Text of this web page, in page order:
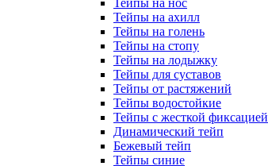
Тейпы на нос
Тейпы на ахилл
Тейпы на голень
Тейпы на стопу
Тейпы на лодыжку
Тейпы для суставов
Тейпы от растяжений
Тейпы водостойкие
Тейпы с жесткой фиксацией
Динамический тейп
Бежевый тейп
Тейпы синие